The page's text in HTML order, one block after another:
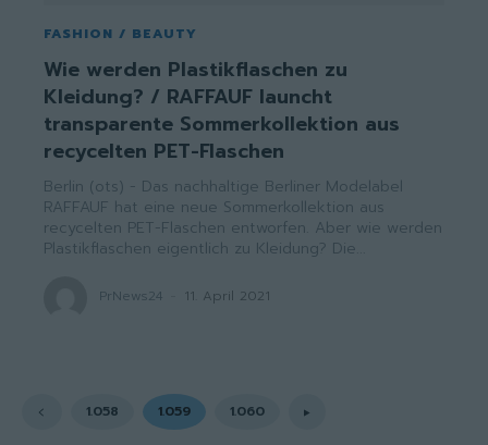
FASHION / BEAUTY
Wie werden Plastikflaschen zu
Kleidung? / RAFFAUF launcht
transparente Sommerkollektion aus
recycelten PET-Flaschen
Berlin (ots) - Das nachhaltige Berliner Modelabel
RAFFAUF hat eine neue Sommerkollektion aus
recycelten PET-Flaschen entworfen. Aber wie werden
Plastikflaschen eigentlich zu Kleidung? Die...
PrNews24 11. April 2021
1.058 1.059 1.060